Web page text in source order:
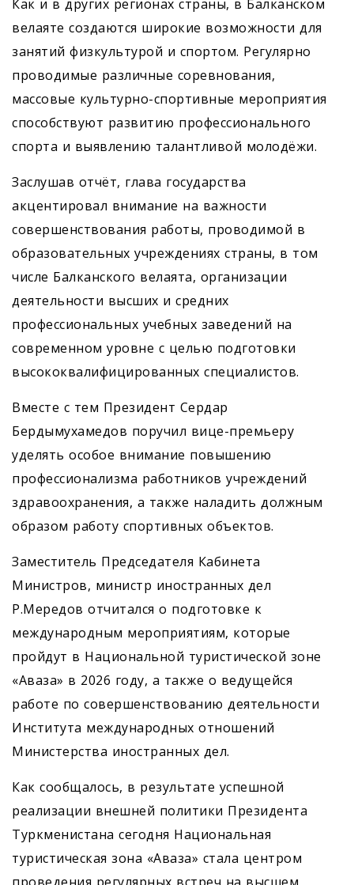
Как и в других регионах страны, в Балканском
велаяте создаются широкие возможности для
занятий физкультурой и спортом. Регулярно
проводимые различные соревнования,
массовые культурно-спортивные мероприятия
способствуют развитию профессионального
спорта и выявлению талантливой молодёжи.
Заслушав отчёт, глава государства
акцентировал внимание на важности
совершенствования работы, проводимой в
образовательных учреждениях страны, в том
числе Балканского велаята, организации
деятельности высших и средних
профессиональных учебных заведений на
современном уровне с целью подготовки
высококвалифицированных специалистов.
Вместе с тем Президент Сердар
Бердымухамедов поручил вице-премьеру
уделять особое внимание повышению
профессионализма работников учреждений
здравоохранения, а также наладить должным
образом работу спортивных объектов.
Заместитель Председателя Кабинета
Министров, министр иностранных дел
Р.Мередов отчитался о подготовке к
международным мероприятиям, которые
пройдут в Национальной туристической зоне
«Аваза» в 2026 году, а также о ведущейся
работе по совершенствованию деятельности
Института международных отношений
Министерства иностранных дел.
Как сообщалось, в результате успешной
реализации внешней политики Президента
Туркменистана сегодня Национальная
туристическая зона «Аваза» стала центром